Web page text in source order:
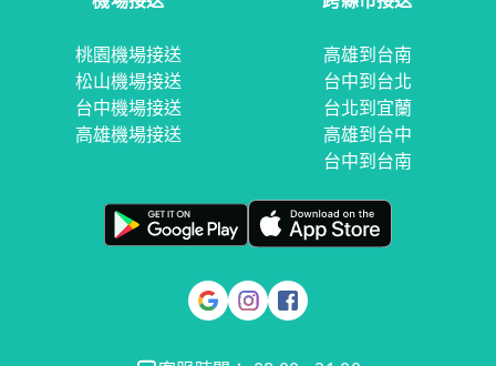
桃園機場接送
松山機場接送
台中機場接送
高雄機場接送
高雄到台南
台中到台北
台北到宜蘭
高雄到台中
台中到台南